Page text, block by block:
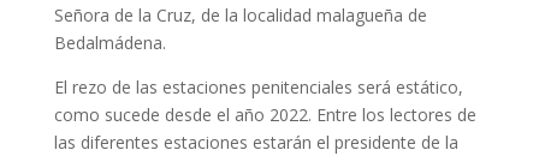
Señora de la Cruz, de la localidad malagueña de
Bedalmádena.
El rezo de las estaciones penitenciales será estático,
como sucede desde el año 2022. Entre los lectores de
las diferentes estaciones estarán el presidente de la